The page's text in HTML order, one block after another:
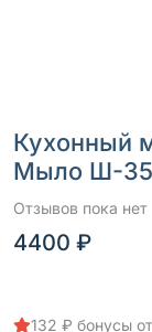
Кухонный
Мыло Ш-
Отзывов пока нет
4400 ₽
132 ₽ бонусы